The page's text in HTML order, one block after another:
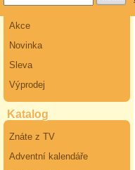
Akce
Novinka
Sleva
Výprodej
Katalog
Znáte z TV
Adventní kalendáře